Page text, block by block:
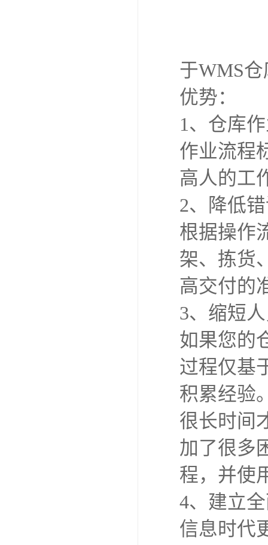
于WMS
优势：
1、仓库
作业流程
高人的工
2、降低
根据操作
架、拣货
高交付的
3、缩短
如果您的
过程仅基
积累经验
很长时间
加了很多
程，并使
4、建立
信息时代